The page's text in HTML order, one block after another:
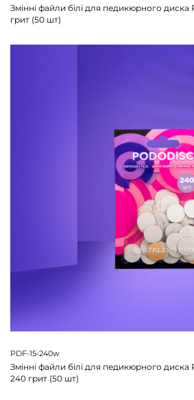
Змінні файли білі для педикюрного диска
грит (50 шт)
PDF-15-240w
Змінні файли білі для педикюрного диска
240 грит (50 шт)